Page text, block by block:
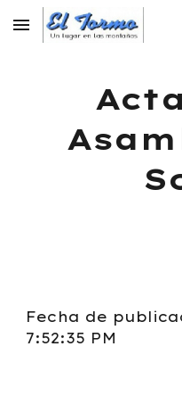
Skip to main content
Fecha de
7:52:35 PM